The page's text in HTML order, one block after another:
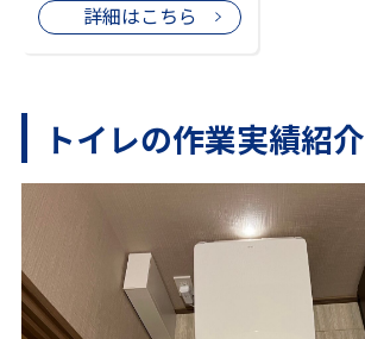
詳細はこちら
トイレの作業実績紹介